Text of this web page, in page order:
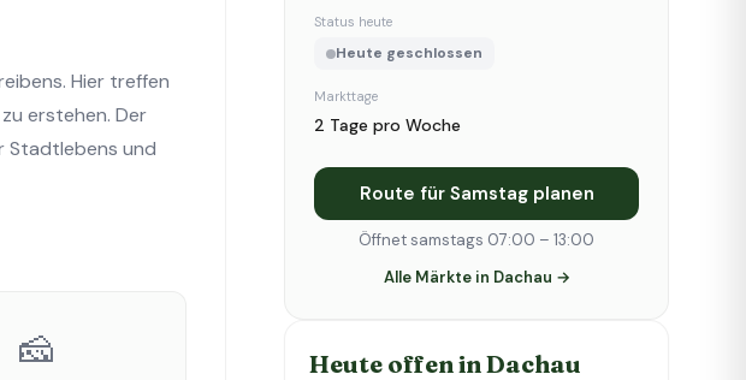
Hier treffen
erstehen. Der
Stadtlebens und
🧀
Status heute
Heute geschlossen
Markttage
2 Tage pro Woche
Route für Samstag planen
Öffnet samstags 07:00 – 13:00
Alle Märkte in Dachau →
Heute offen in Dachau